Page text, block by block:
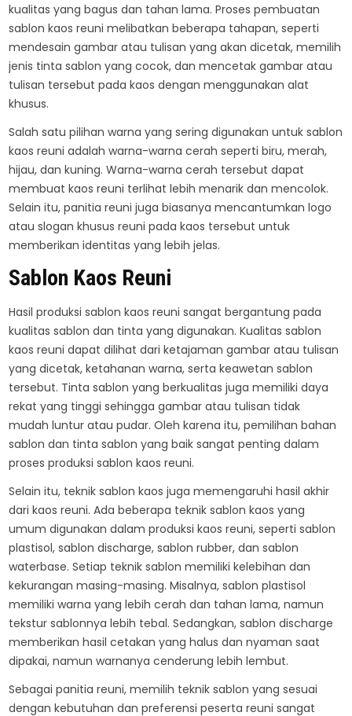
kualitas yang bagus dan tahan lama. Proses pembuatan
sablon kaos reuni melibatkan beberapa tahapan, seperti
mendesain gambar atau tulisan yang akan dicetak, memilih
jenis tinta sablon yang cocok, dan mencetak gambar atau
tulisan tersebut pada kaos dengan menggunakan alat
khusus.
Salah satu pilihan warna yang sering digunakan untuk sablon
kaos reuni adalah warna-warna cerah seperti biru, merah,
hijau, dan kuning. Warna-warna cerah tersebut dapat
membuat kaos reuni terlihat lebih menarik dan mencolok.
Selain itu, panitia reuni juga biasanya mencantumkan logo
atau slogan khusus reuni pada kaos tersebut untuk
memberikan identitas yang lebih jelas.
Sablon Kaos Reuni
Hasil produksi sablon kaos reuni sangat bergantung pada
kualitas sablon dan tinta yang digunakan. Kualitas sablon
kaos reuni dapat dilihat dari ketajaman gambar atau tulisan
yang dicetak, ketahanan warna, serta keawetan sablon
tersebut. Tinta sablon yang berkualitas juga memiliki daya
rekat yang tinggi sehingga gambar atau tulisan tidak
mudah luntur atau pudar. Oleh karena itu, pemilihan bahan
sablon dan tinta sablon yang baik sangat penting dalam
proses produksi sablon kaos reuni.
Selain itu, teknik sablon kaos juga memengaruhi hasil akhir
dari kaos reuni. Ada beberapa teknik sablon kaos yang
umum digunakan dalam produksi kaos reuni, seperti sablon
plastisol, sablon discharge, sablon rubber, dan sablon
waterbase. Setiap teknik sablon memiliki kelebihan dan
kekurangan masing-masing. Misalnya, sablon plastisol
memiliki warna yang lebih cerah dan tahan lama, namun
tekstur sablonnya lebih tebal. Sedangkan, sablon discharge
memberikan hasil cetakan yang halus dan nyaman saat
dipakai, namun warnanya cenderung lebih lembut.
Sebagai panitia reuni, memilih teknik sablon yang sesuai
dengan kebutuhan dan preferensi peserta reuni sangat